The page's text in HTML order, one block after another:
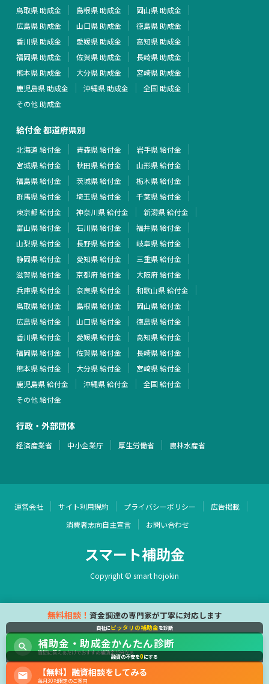
鳥取県 助成金
島根県 助成金
岡山県 助成金
広島県 助成金
山口県 助成金
徳島県 助成金
香川県 助成金
愛媛県 助成金
高知県 助成金
福岡県 助成金
佐賀県 助成金
長崎県 助成金
熊本県 助成金
大分県 助成金
宮崎県 助成金
鹿児島県 助成金
沖縄県 助成金
全国 助成金
その他 助成金
給付金 都道府県別
北海道 給付金 青森県 給付金
岩手県 給付金
宮城県 給付金
秋田県 給付金
山形県 給付金
福島県 給付金
茨城県 給付金
栃木県 給付金
群馬県 給付金
埼玉県 給付金
千葉県 給付金
東京都 給付金
神奈川県 給付金
新潟県 給付金
富山県 給付金
石川県 給付金
福井県 給付金
山梨県 給付金
長野県 給付金
岐阜県 給付金
静岡県 給付金
愛知県 給付金
三重県 給付金
滋賀県 給付金
京都府 給付金
大阪府 給付金
兵庫県 給付金
奈良県 給付金
和歌山県 給付金
鳥取県 給付金
島根県 給付金
岡山県 給付金
広島県 給付金
山口県 給付金
徳島県 給付金
香川県 給付金
愛媛県 給付金
高知県 給付金
福岡県 給付金
佐賀県 給付金
長崎県 給付金
熊本県 給付金
大分県 給付金
宮崎県 給付金
鹿児島県 給付金
沖縄県 給付金
全国 給付金
その他 給付金
行政・外部団体
経済産業省 中小企業庁 厚生労働省 農林水産省
運営会社 サイト利用規約 プライバシーポリシー
広告掲載
消費者志向自主宣言
お問い合わせ
スマート補助金
Copyright © smart hojokin
無料相談！ 資金調達の専門家が丁寧に対応します
自社にピッタリの補助金を診断
補助金・助成金かんたん診断
質問に答えるだけでおすすめ補助金が分かる
融資の不安を0にする
【無料】融資相談をしてみる
毎月30社限定のご案内